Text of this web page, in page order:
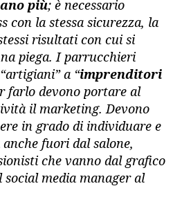
più; è necessario
con la stessa sicurezza, la
risultati con cui si
piega. I parrucchieri
a “imprenditori
farlo devono portare al
il marketing. Devono
in grado di individuare e
fuori dal salone,
che vanno dal grafico
media manager al